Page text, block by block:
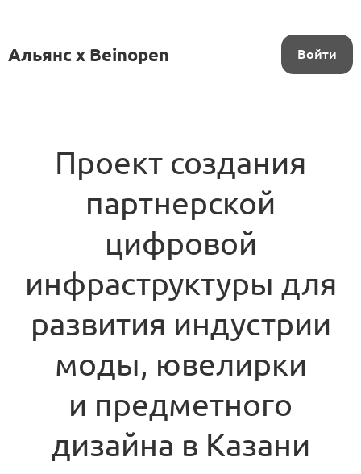
Альянс x Beinopen Войти
Проект создания
партнерской
цифровой
инфраструктуры для
развития индустрии
моды, ювелирки
и предметного
дизайна в Казани